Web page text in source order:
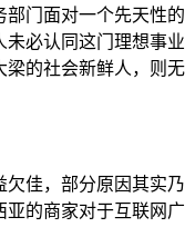
部门面对一个先天性
未必认同这门理想事
梁的社会新鲜人，则
佳，部分原因其实乃
的商家对于互联网